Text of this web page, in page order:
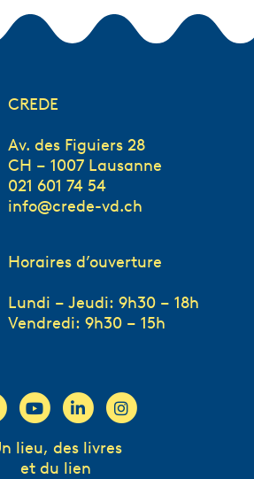
CREDE
Av. des Figuiers 28
CH – 1007 Lausanne
021 601 74 54
info@crede-vd.ch
Horaires d’ouverture
Lundi – Jeudi: 9h30 – 18h
Vendredi: 9h30 – 15h
lieu, des livres
et du lien